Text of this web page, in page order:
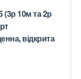
(3р 10м та 2р
відкрита